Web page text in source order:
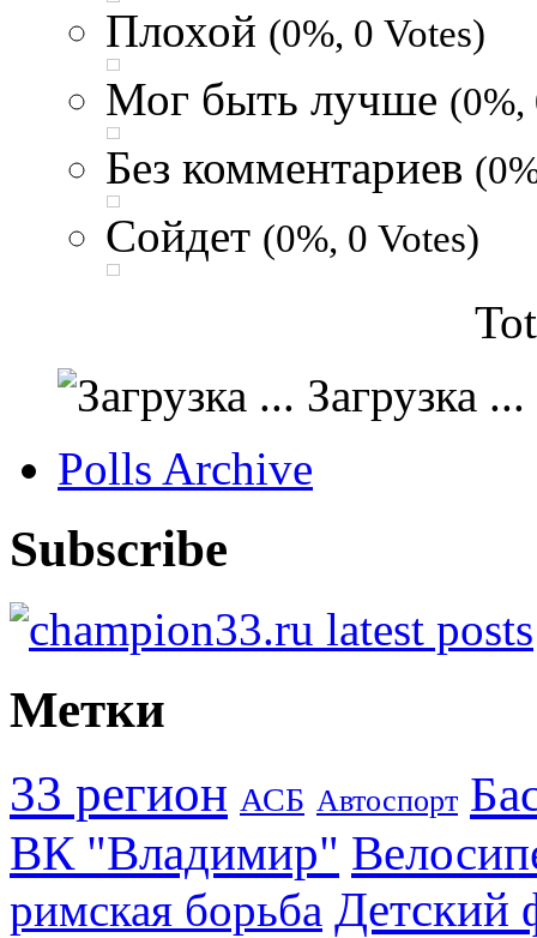
Плохой (0%, 0 Votes)
Мог быть лучше (0%,
Без комментариев
Сойдет (0%, 0 Votes)
Загрузка ...
Polls Archive
Subscribe
Метки
33 регион АСБ Автоспорт
ВК "Владимир"
римская борьба Детский